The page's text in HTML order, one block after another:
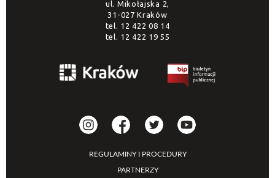
ul. Mikołajska 2,
31-027 Kraków
tel. 12 422 08 14
tel. 12 422 19 55
REGULAMINY I PROCEDURY
PARTNERZY